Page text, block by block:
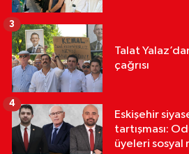
Talat
çağrısı
3
Eskişehir
tartışması:
üyeleri sosyal
4